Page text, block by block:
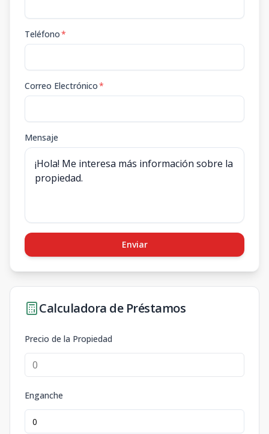
Teléfono*
Correo Electrónico*
Mensaje
Enviar
Calculadora de Préstamos
Precio de la Propiedad
Enganche